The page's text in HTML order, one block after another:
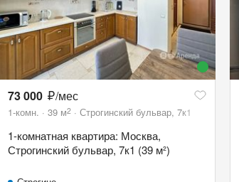
73 000 /мес
1-комн. 39 м2 Строгинский бульвар, 7к1
1-комнатная квартира: Москва,
Строгинский бульвар, 7к1 (39 м²)